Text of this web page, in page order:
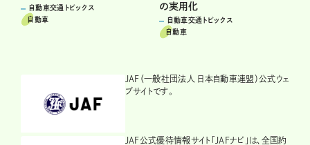
自動車交通トピックス
自動車
の実用化
自動車交通トピックス
自動車
JAF（一般社団法人 日本自動車連盟）公式ウェ
ブサイトです。
JAF公式優待情報サイト「JAFナビ」は、全国約